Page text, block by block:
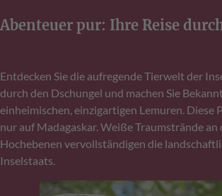
Abenteuer pur: Ihre Reise
Entdecken Sie die aufregende Tierwelt der
durch den Dschungel und machen Sie
einheimischen, einzigartigen Lemuren. Diese
nur auf Madagaskar. Weiße Traumstrände
Hochebenen vervollständigen die
Inselstaats.